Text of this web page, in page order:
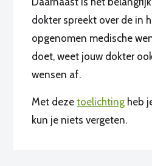
dokter spreekt over de in
opgenomen medische
doet, weet jouw dokter
wensen af.
Met dezetoelichting heb
kun je niets vergeten.